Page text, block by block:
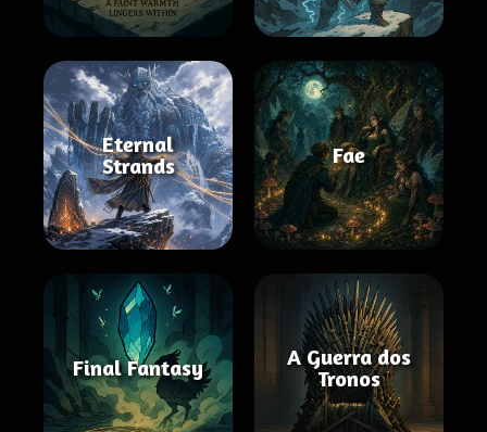
Eternal
Strands
Fae
Final Fantasy
A Guerra dos
Tronos